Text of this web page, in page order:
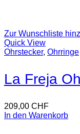
Zur Wunschliste
Quick View
Ohrstecker, Ohrringe
La Freja
209,00 CHF
In den Warenkorb